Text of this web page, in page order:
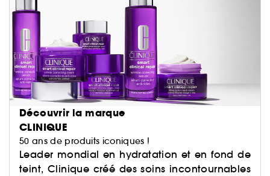
Découvrir la marque
CLINIQUE
50 ans de produits iconiques !
Leader mondial en hydratation et en fond de
teint, Clinique créé des soins incontournables